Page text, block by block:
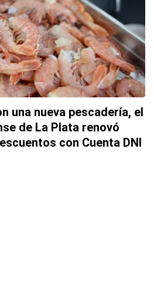
una nueva pescadería, el
de La Plata renovó
con Cuenta DNI